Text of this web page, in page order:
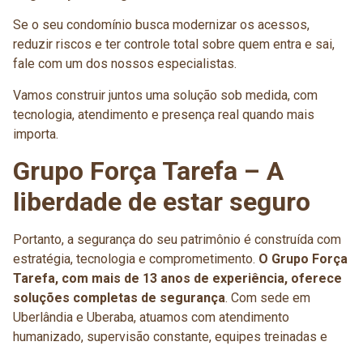
Se o seu condomínio busca modernizar os acessos,
reduzir riscos e ter controle total sobre quem entra e sai,
fale com um dos nossos especialistas.
Vamos construir juntos uma solução sob medida, com
tecnologia, atendimento e presença real quando mais
importa.
Grupo Força Tarefa – A
liberdade de estar seguro
Portanto, a segurança do seu patrimônio é construída com
estratégia, tecnologia e comprometimento. O Grupo Força
Tarefa, com mais de 13 anos de experiência, oferece
soluções completas de segurança. Com sede em
Uberlândia e Uberaba, atuamos com atendimento
humanizado, supervisão constante, equipes treinadas e